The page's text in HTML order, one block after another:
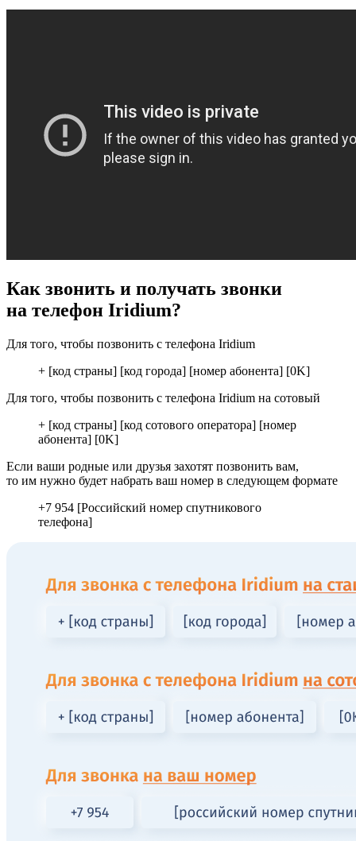
Как звонить и получать звонки
на телефон Iridium?
Для того, чтобы позвонить с телефона Iridium
+ [код страны] [код города] [номер абонента] [0K]
Для того, чтобы позвонить с телефона Iridium на сотовый
+ [код страны] [код сотового оператора] [номер
абонента] [0K]
Если ваши родные или друзья захотят позвонить вам,
то им нужно будет набрать ваш номер в следующем формате
+7 954 [Российский номер спутникового
телефона]